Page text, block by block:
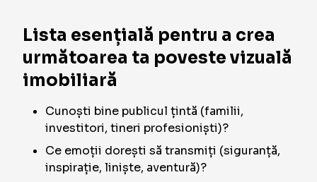
Lista esențială pentru a crea
următoarea ta poveste vizuală
imobiliară
Cunoști bine publicul țintă (familii,
investitori, tineri profesioniști)?
Ce emoții dorești să transmiți (siguranță,
inspirație, liniște, aventură)?